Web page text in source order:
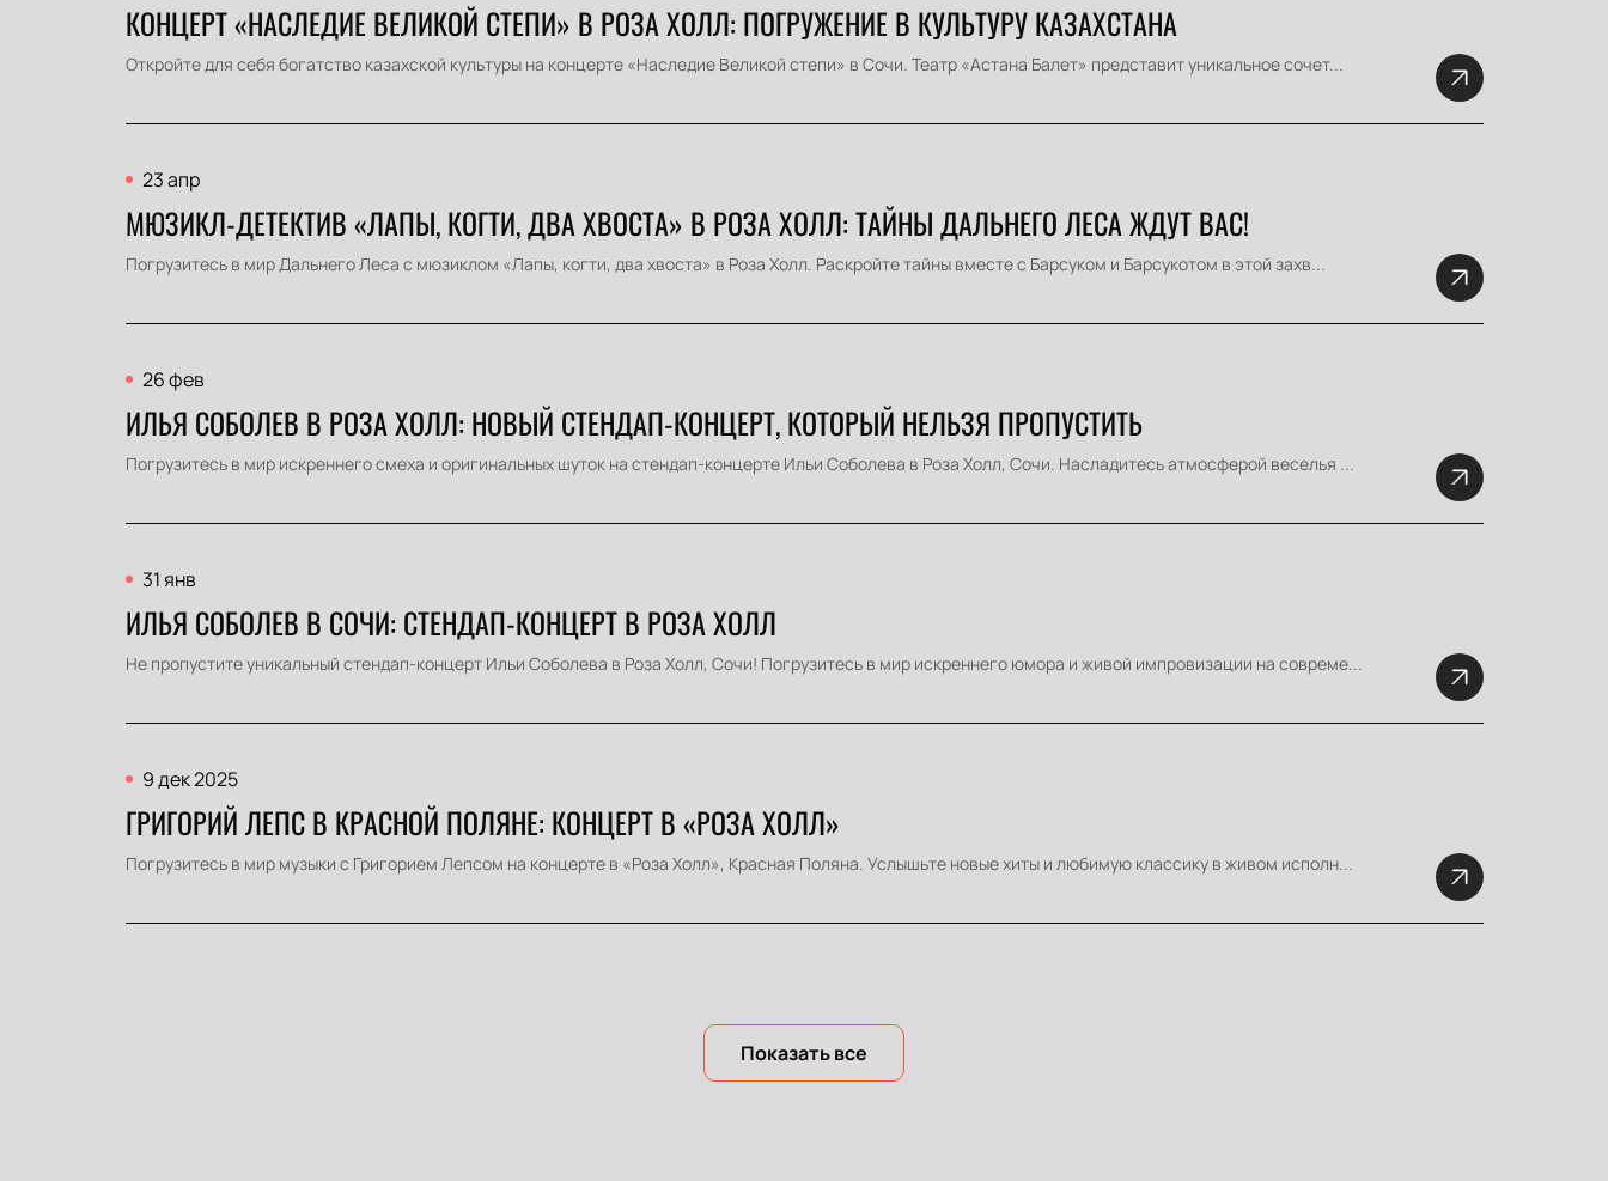
КОНЦЕРТ «НАСЛЕДИЕ ВЕЛИКОЙ СТЕПИ» В РОЗА ХОЛЛ: ПОГРУЖЕНИЕ В КУЛЬТУРУ КАЗАХСТАНА
Откройте для себя богатство казахской культуры на концерте «Наследие Великой степи» в Сочи. Театр «Астана Балет» представит уникальное сочет...
23 апр
МЮЗИКЛ-ДЕТЕКТИВ «ЛАПЫ, КОГТИ, ДВА ХВОСТА» В РОЗА ХОЛЛ: ТАЙНЫ ДАЛЬНЕГО ЛЕСА ЖДУТ ВАС!
Погрузитесь в мир Дальнего Леса с мюзиклом «Лапы, когти, два хвоста» в Роза Холл. Раскройте тайны вместе с Барсуком и Барсукотом в этой захв...
26 фев
ИЛЬЯ СОБОЛЕВ В РОЗА ХОЛЛ: НОВЫЙ СТЕНДАП-КОНЦЕРТ, КОТОРЫЙ НЕЛЬЗЯ ПРОПУСТИТЬ
Погрузитесь в мир искреннего смеха и оригинальных шуток на стендап-концерте Ильи Соболева в Роза Холл, Сочи. Насладитесь атмосферой веселья ...
31 янв
ИЛЬЯ СОБОЛЕВ В СОЧИ: СТЕНДАП-КОНЦЕРТ В РОЗА ХОЛЛ
Не пропустите уникальный стендап-концерт Ильи Соболева в Роза Холл, Сочи! Погрузитесь в мир искреннего юмора и живой импровизации на совреме...
9 дек 2025
ГРИГОРИЙ ЛЕПС В КРАСНОЙ ПОЛЯНЕ: КОНЦЕРТ В «РОЗА ХОЛЛ»
Погрузитесь в мир музыки с Григорием Лепсом на концерте в «Роза Холл», Красная Поляна. Услышьте новые хиты и любимую классику в живом исполн...
Показать все